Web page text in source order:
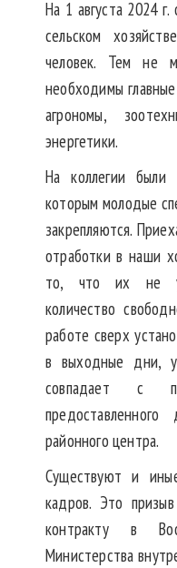
На 1 августа 2024
сельском
человек. Тем не
необходимы
агрономы,
энергетики.
На коллегии были
которым молодые
закрепляются.
отработки в наши
то, что их не
количество
работе сверх
в выходные дни,
совпадает с
районного центра.
Существуют и
кадров. Это
контракту в
Министерства